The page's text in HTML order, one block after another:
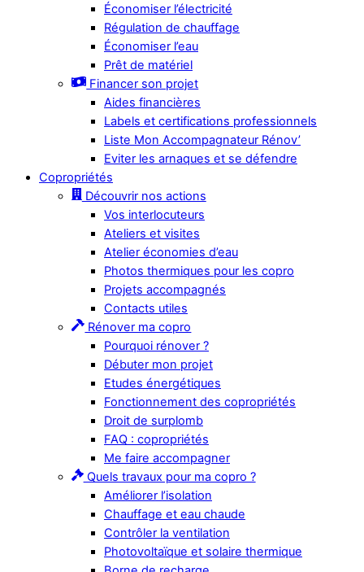
Économiser l’électricité
Régulation de chauffage
Économiser l’eau
Prêt de matériel
Financer son projet
Aides financières
Labels et certifications professionnels
Liste Mon Accompagnateur Rénov’
Eviter les arnaques et se défendre
Copropriétés
Découvrir nos actions
Vos interlocuteurs
Ateliers et visites
Atelier économies d’eau
Photos thermiques pour les copro
Projets accompagnés
Contacts utiles
Rénover ma copro
Pourquoi rénover ?
Débuter mon projet
Etudes énergétiques
Fonctionnement des copropriétés
Droit de surplomb
FAQ : copropriétés
Me faire accompagner
Quels travaux pour ma copro ?
Améliorer l’isolation
Chauffage et eau chaude
Contrôler la ventilation
Photovoltaïque et solaire thermique